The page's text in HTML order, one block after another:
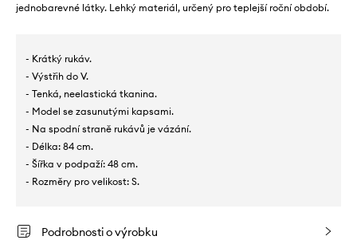
jednobarevné látky. Lehký materiál, určený pro teplejší roční období.
- Krátký rukáv.
- Výstřih do V.
- Tenká, neelastická tkanina.
- Model se zasunutými kapsami.
- Na spodní straně rukávů je vázání.
- Délka: 84 cm.
- Šířka v podpaží: 48 cm.
- Rozměry pro velikost: S.
Podrobnosti o výrobku